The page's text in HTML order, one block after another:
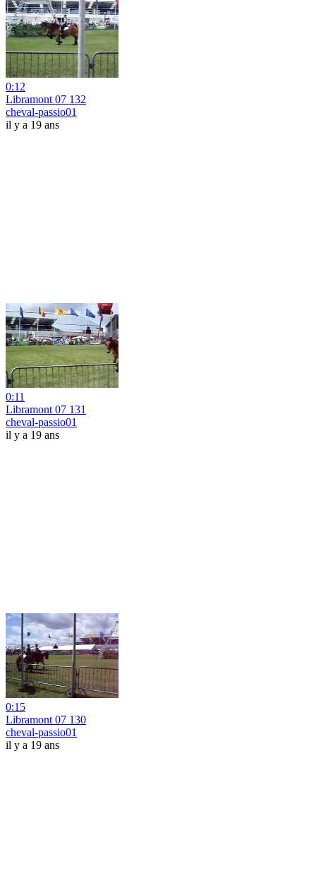
0:12
Libramont 07 132
cheval-passio01
il y a 19 ans
0:11
Libramont 07 131
cheval-passio01
il y a 19 ans
0:15
Libramont 07 130
cheval-passio01
il y a 19 ans